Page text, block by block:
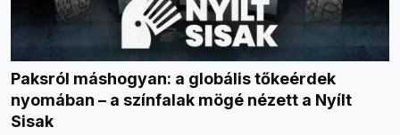
Paksról máshogyan: a globális tőkeérdek
nyomában – a színfalak mögé nézett a Nyílt
Sisak